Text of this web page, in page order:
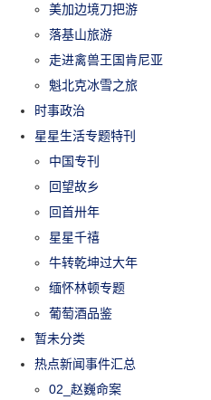
美加边境刀把游
落基山旅游
走进禽兽王国肯尼亚
魁北克冰雪之旅
时事政治
星星生活专题特刊
中国专刊
回望故乡
回首卅年
星星千禧
牛转乾坤过大年
缅怀林顿专题
葡萄酒品鉴
暂未分类
热点新闻事件汇总
02_赵巍命案